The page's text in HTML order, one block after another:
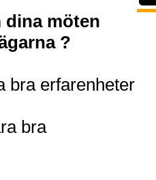
dina möten
?
bra erfarenheter